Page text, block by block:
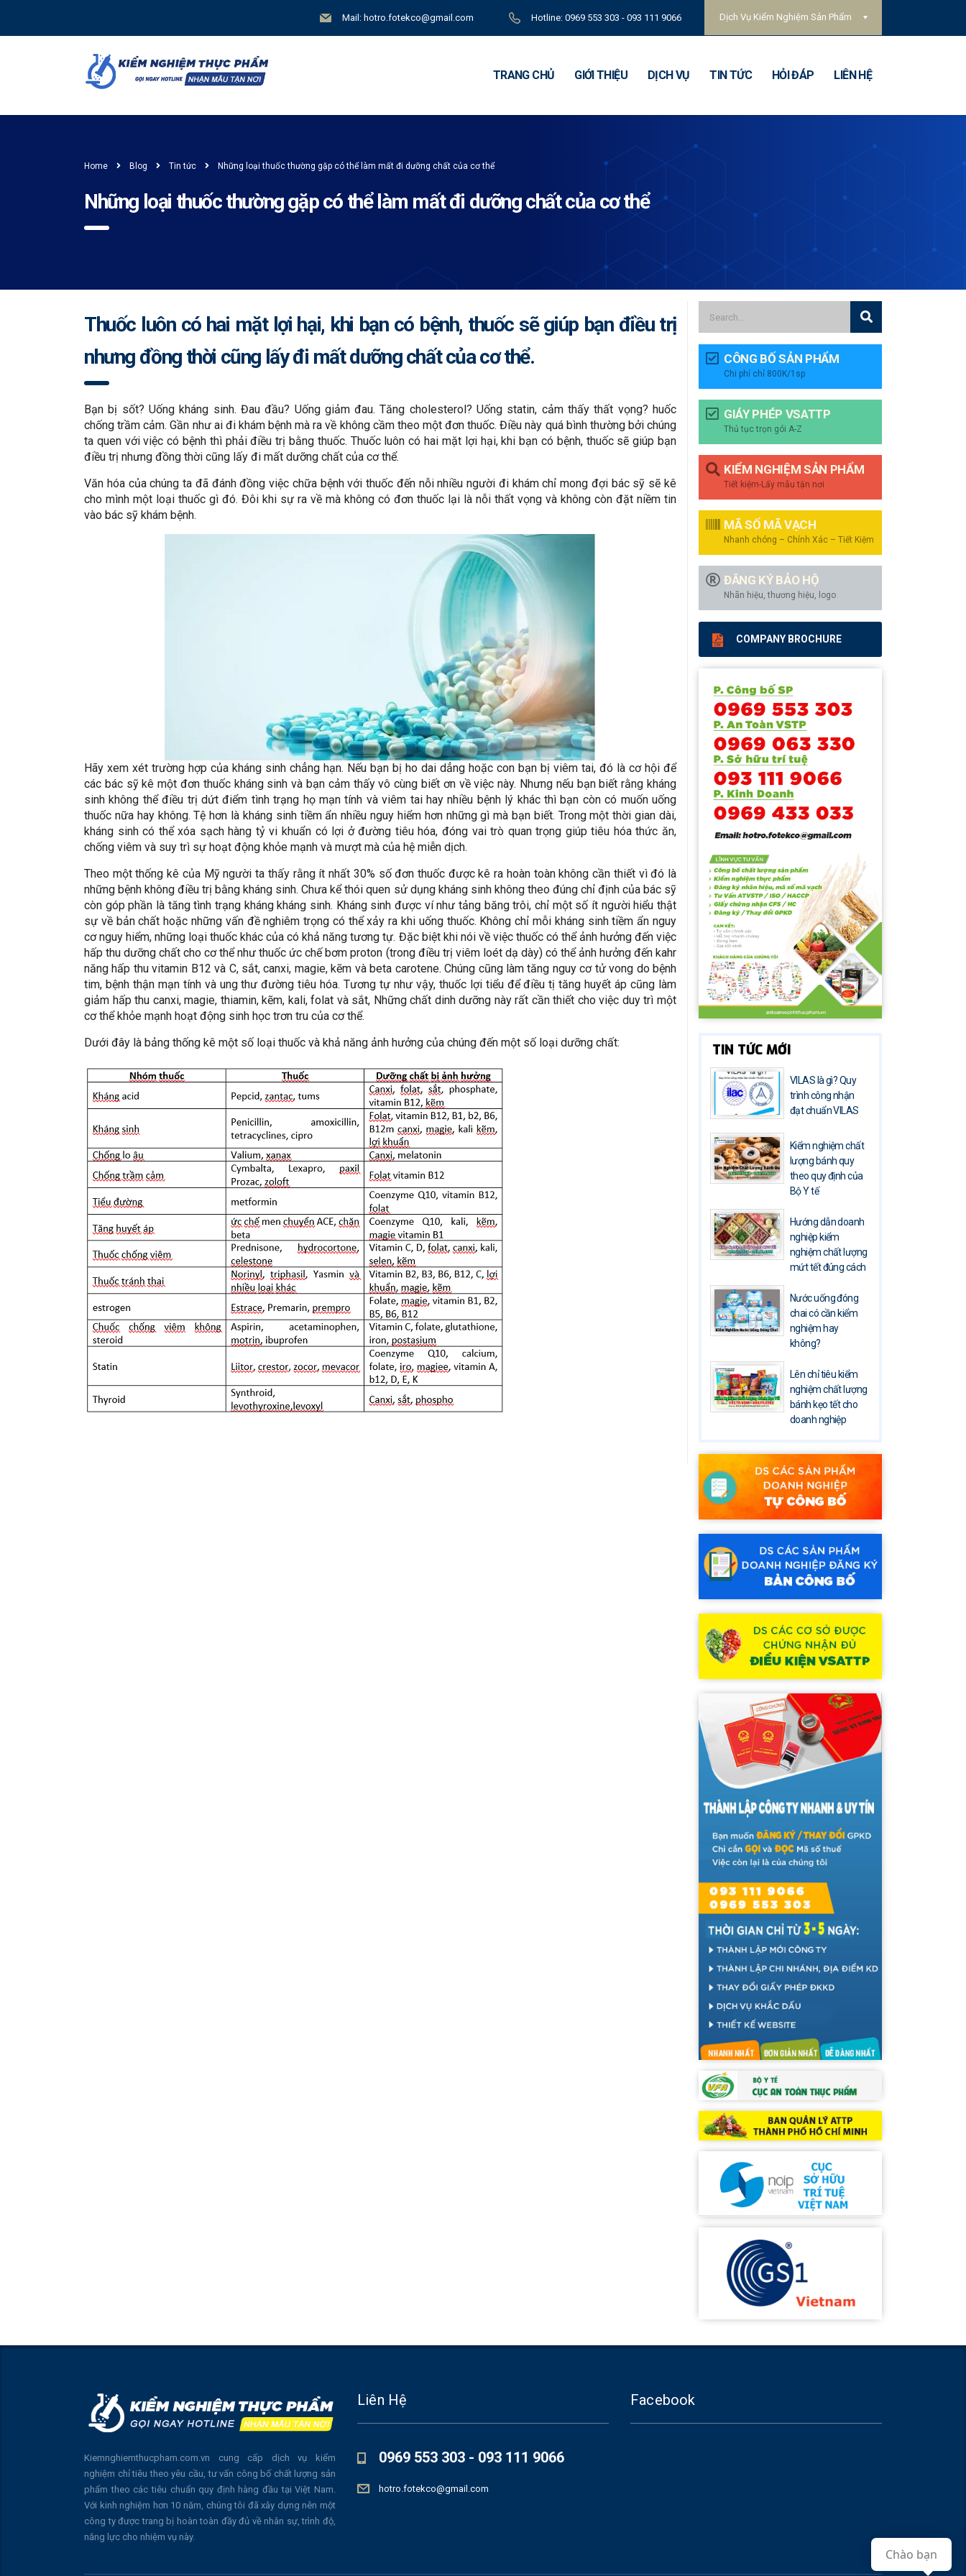
Dịch Vụ Kiểm Nghiệm Sản Phẩm
Mail: hotro.fotekco@gmail.com Hotline: 0969 553 303 - 093 111 9066
TRANG CHỦ GIỚI THIỆU DỊCH VỤ TIN TỨC HỎI ĐÁP LIÊN HỆ
Home Blog Tin tức Những loại thuốc thường gặp có thể làm mất đi dưỡng chất của cơ thể
Những loại thuốc thường gặp có thể làm mất đi dưỡng chất của cơ thể
Thuốc luôn có hai mặt lợi hại, khi bạn có bệnh, thuốc sẽ giúp bạn điều trị
nhưng đồng thời cũng lấy đi mất dưỡng chất của cơ thể.
Bạn bị sốt? Uống kháng sinh. Đau đầu? Uống giảm đau. Tăng cholesterol? Uống statin, cảm thấy thất vọng? huốc
chống trầm cảm. Gần như ai đi khám bệnh mà ra về không cầm theo một đơn thuốc. Điều này quá bình thường bởi chúng
ta quen với việc có bệnh thì phải điều trị bằng thuốc. Thuốc luôn có hai mặt lợi hại, khi bạn có bệnh, thuốc sẽ giúp bạn
điều trị nhưng đồng thời cũng lấy đi mất dưỡng chất của cơ thể.
Văn hóa của chúng ta đã đánh đồng việc chữa bệnh với thuốc đến nỗi nhiều người đi khám chỉ mong đợi bác sỹ sẽ kê
cho mình một loại thuốc gì đó. Đôi khi sự ra về mà không có đơn thuốc lại là nỗi thất vọng và không còn đặt niềm tin
vào bác sỹ khám bệnh.
Hãy xem xét trường hợp của kháng sinh chẳng hạn. Nếu bạn bị ho dai dẳng hoặc con bạn bị viêm tai, đó là cơ hội để
các bác sỹ kê một đơn thuốc kháng sinh và bạn cảm thấy vô cùng biết ơn về việc này. Nhưng nếu bạn biết rằng kháng
sinh không thể điều trị dứt điểm tình trạng họ mạn tính và viêm tai hay nhiều bệnh lý khác thì bạn còn có muốn uống
thuốc nữa hay không. Tệ hơn là kháng sinh tiềm ẩn nhiều nguy hiểm hơn những gì mà bạn biết. Trong một thời gian dài,
kháng sinh có thể xóa sạch hàng tỷ vi khuẩn có lợi ở đường tiêu hóa, đóng vai trò quan trọng giúp tiêu hóa thức ăn,
chống viêm và suy trì sự hoạt động khỏe mạnh và mượt mà của hệ miễn dịch.
Theo một thống kê của Mỹ người ta thấy rằng ít nhất 30% số đơn thuốc được kê ra hoàn toàn không cần thiết vì đó là
những bệnh không điều trị bằng kháng sinh. Chưa kể thói quen sử dụng kháng sinh không theo đúng chỉ định của bác sỹ
còn góp phần là tăng tình trạng kháng kháng sinh. Kháng sinh được ví như tảng băng trôi, chỉ một số ít người hiểu thật
sự về bản chất hoặc những vấn đề nghiêm trọng có thể xảy ra khi uống thuốc. Không chỉ mỗi kháng sinh tiềm ẩn nguy
cơ nguy hiểm, những loại thuốc khác của có khả năng tương tự. Đặc biệt khi nói về việc thuốc có thể ảnh hưởng đến việc
hấp thu dưỡng chất cho cơ thể như thuốc ức chế bơm proton (trong điều trị viêm loét dạ dày) có thể ảnh hưởng đến kahr
năng hấp thu vitamin B12 và C, sắt, canxi, magie, kẽm và beta carotene. Chúng cũng làm tăng nguy cơ tử vong do bệnh
tim, bệnh thận mạn tính và ung thư đường tiêu hóa. Tương tự như vậy, thuốc lợi tiểu để điều tị tăng huyết áp cũng làm
giảm hấp thu canxi, magie, thiamin, kẽm, kali, folat và sắt, Những chất dinh dưỡng này rất cần thiết cho việc duy trì một
cơ thể khỏe mạnh hoạt động sinh học trơn tru của cơ thể.
Dưới đây là bảng thống kê một số loại thuốc và khả năng ảnh hưởng của chúng đến một số loại dưỡng chất:
CÔNG BỐ SẢN PHẨM
Chi phí chỉ 800K/1sp
GIÁY PHÉP VSATTP
Thủ tục trọn gói A-Z
KIỂM NGHIỆM SẢN PHẨM
Tiết kiệm-Lấy mẫu tận nơi
MÃ SỐ MÃ VẠCH
Nhanh chóng – Chính Xác – Tiết Kiệm
ĐĂNG KÝ BẢO HỘ
Nhãn hiệu, thương hiệu, logo
COMPANY BROCHURE
TIN TỨC MỚI
VILAS là gì? Quy
trình công nhận
đạt chuẩn VILAS
Kiểm nghiệm chất
lượng bánh quy
theo quy định của
Bộ Y tế
Hướng dẫn doanh
nghiệp kiểm
nghiệm chất lượng
mứt tết đúng cách
Nước uống đóng
chai có cần kiểm
nghiệm hay
không?
Lên chỉ tiêu kiểm
nghiệm chất lượng
bánh kẹo tết cho
doanh nghiệp
Kiemnghiemthucpham.com.vn cung cấp dịch vụ kiểm
nghiệm chỉ tiêu theo yêu cầu, tư vấn công bố chất lượng sản
phẩm theo các tiêu chuẩn quy định hàng đầu tại Việt Nam.
Với kinh nghiệm hơn 10 năm, chúng tôi đã xây dựng nên một
công ty được trang bị hoàn toàn đầy đủ về nhân sự, trình độ,
năng lực cho nhiệm vụ này.
Liên Hệ
0969 553 303 - 093 111 9066
hotro.fotekco@gmail.com
Facebook
Chào bạn